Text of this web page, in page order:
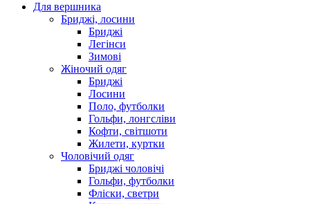
Для вершника
Бриджі, лосини
Бриджі
Легінси
Зимові
Жіночий одяг
Бриджі
Лосини
Поло, футболки
Гольфи, лонгсліви
Кофти, світшоти
Жилети, куртки
Чоловічий одяг
Бриджі чоловічі
Гольфи, футболки
Фліски, светри